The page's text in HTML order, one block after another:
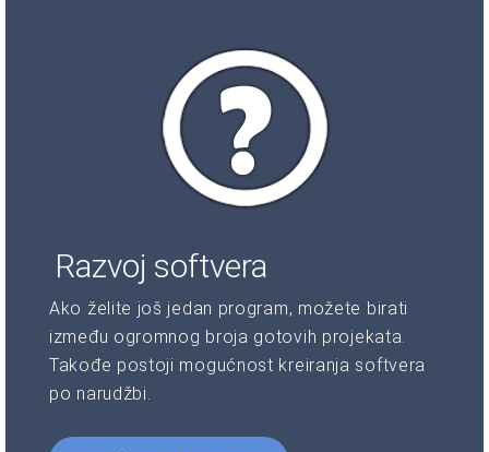
Razvoj softvera
Ako želite još jedan program, možete birati
između ogromnog broja gotovih projekata.
Takođe postoji mogućnost kreiranja softvera
po narudžbi.